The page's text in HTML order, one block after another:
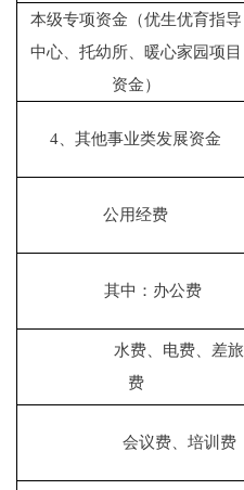
本级专项资金（优生优育指导
中心、托幼所、暖心家园项目
资金）
4、其他事业类发展资金
公用经费
其中：办公费
水费、电费、差旅
费
会议费、培训费